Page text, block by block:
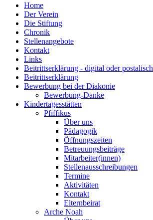
Home
Der Verein
Die Stiftung
Chronik
Stellenangebote
Kontakt
Links
Beitrittserklärung - digital oder postalisch
Beitrittserklärung
Bewerbung bei der Diakonie
Bewerbung-Danke
Kindertagesstätten
Pfiffikus
Über uns
Pädagogik
Öffnungszeiten
Betreuungsbeiträge
Mitarbeiter(innen)
Stellenausschreibungen
Termine
Aktivitäten
Kontakt
Elternbeirat
Arche Noah